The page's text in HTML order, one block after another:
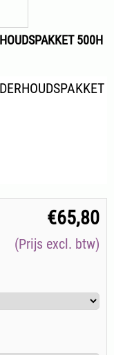
500H
€65,80
(Prijs excl. btw)